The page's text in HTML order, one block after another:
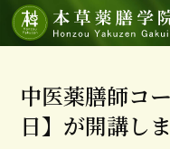
中医薬膳師コ
日】が開講し